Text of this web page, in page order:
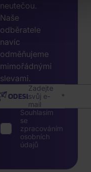
neutečou.
Naše
odběratele
navíc
odměňujeme
mimořádnými
slevami.
Zadejte
svůj e-
mail
ODESLAT
Souhlasím
se
zpracováním
osobních
údajů